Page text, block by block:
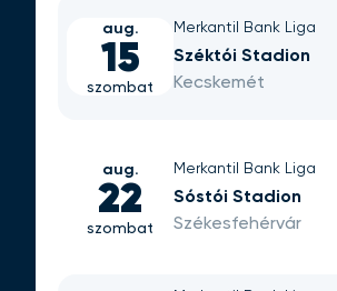
aug.
15
szombat
Merkantil Bank Liga
Széktói Stadion
Kecskemét
aug.
22
szombat
Merkantil Bank Liga
Sóstói Stadion
Székesfehérvár